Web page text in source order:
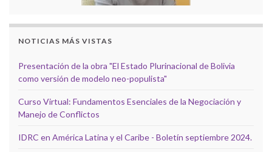
NOTICIAS MÁS VISTAS
Presentación de la obra "El Estado Plurinacional de Bolivia
como versión de modelo neo-populista"
Curso Virtual: Fundamentos Esenciales de la Negociación y
Manejo de Conflictos
IDRC en América Latina y el Caribe - Boletín septiembre 2024.